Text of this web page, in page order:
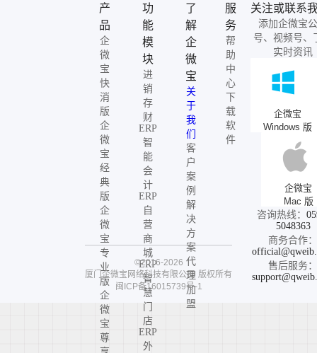
产
品
企
微
宝
快
消
版
企
微
宝
经
典
版
企
微
宝
专
业
版
企
微
宝
尊
功
能
模
块
进
销
存
财
ERP
智
能
会
计
ERP
自
营
商
城
ERP
智
慧
门
店
ERP
外
了
解
企
微
宝
关
于
我
们
客
户
案
例
解
决
方
案
代
理
加
盟
服
务
帮
助
中
心
下
载
软
件
关注或联系
添加企微宝
号、视频号、
实时资讯
企微宝
Windows 版
企微宝
Mac 版
咨询热线：
5048363
商务合作：
售后服务：
©2016-2026
厦门企微宝网络科技有限公司 版权所有
闽ICP备16015739号-1